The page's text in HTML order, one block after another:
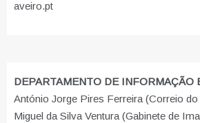
aveiro.pt
DEPARTAMENTO DE INFORMAÇÃO
António Jorge Pires Ferreira (Correio
Miguel da Silva Ventura (Gabinete de